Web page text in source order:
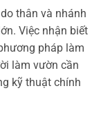
thân và nhánh
Việc nhận biết
pháp làm
làm vườn cần
kỹ thuật chính